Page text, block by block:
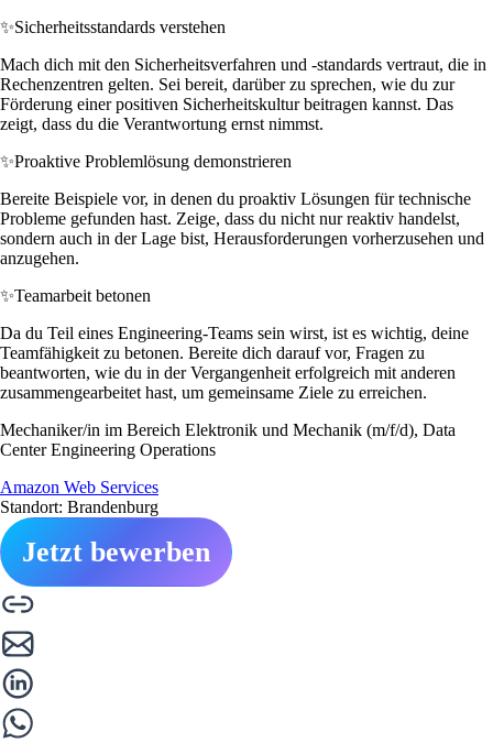
✨Sicherheitsstandards verstehen
Mach dich mit den Sicherheitsverfahren und -standards vertraut, die in
Rechenzentren gelten. Sei bereit, darüber zu sprechen, wie du zur
Förderung einer positiven Sicherheitskultur beitragen kannst. Das
zeigt, dass du die Verantwortung ernst nimmst.
✨Proaktive Problemlösung demonstrieren
Bereite Beispiele vor, in denen du proaktiv Lösungen für technische
Probleme gefunden hast. Zeige, dass du nicht nur reaktiv handelst,
sondern auch in der Lage bist, Herausforderungen vorherzusehen und
anzugehen.
✨Teamarbeit betonen
Da du Teil eines Engineering-Teams sein wirst, ist es wichtig, deine
Teamfähigkeit zu betonen. Bereite dich darauf vor, Fragen zu
beantworten, wie du in der Vergangenheit erfolgreich mit anderen
zusammengearbeitet hast, um gemeinsame Ziele zu erreichen.
Mechaniker/in im Bereich Elektronik und Mechanik (m/f/d), Data
Center Engineering Operations
Amazon Web Services
Standort: Brandenburg
Jetzt bewerben